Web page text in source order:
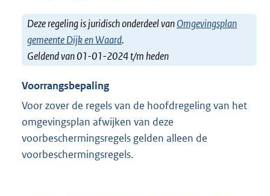
Deze regeling is juridisch onderdeel vanOmgevingsplan
gemeente Dijk en Waard.
Geldend van 01-01-2024 t/m heden
Voorrangsbepaling
Voor zover de regels van de hoofdregeling van het
omgevingsplan afwijken van deze
voorbeschermingsregels gelden alleen de
voorbeschermingsregels.